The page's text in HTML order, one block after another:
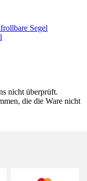
Segel
nicht überprüft.
die die Ware nicht